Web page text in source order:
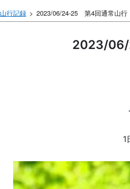
山行記録 2023/06/24-25 第4回通常山
2023/
1